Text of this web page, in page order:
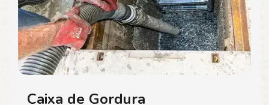
Caixa de Gordura